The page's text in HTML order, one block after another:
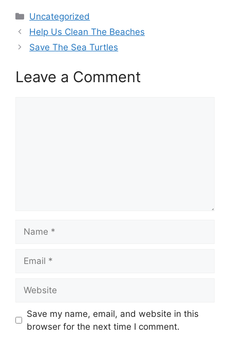
Uncategorized
Help Us Clean The Beaches
Save The Sea Turtles
Leave a Comment
Save my name, email, and website in this
browser for the next time I comment.